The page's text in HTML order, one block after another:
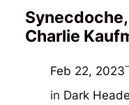
Charlie
Feb 22, 2023
in Dark